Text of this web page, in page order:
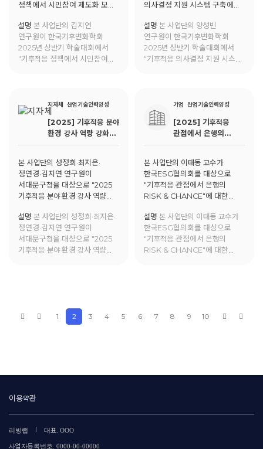
정책에서 시민참여 제도화 모델
분석"에 대해 발표함.
설명 본 사업단의 김지연
연구원이 한국기후변화학회
2025년 상반기 학술대회에서
"기후적응 정책에서 시민참여
의사결정 지원 시스템 구축에
활용 전략"에 대한 발표를 진행함.
설명 본 사업단의 양성빈
연구원이 한국기후변화학회
2025년 상반기 학술대회에서
"기후적응 의사결정 지원 시스템
지자체 산업기술인력양성
[2025] 기후적응 분야
환경 강사 역량 강화
프로그램
본 사업단의 성정희·최지은·
정연경·김지연 연구원이
서대문구청을 대상으로 "2025
기후적응 분야 환경 강사 역량
진행함.
설명 본 사업단의 성정희·최지은·
정연경·김지연 연구원이
서대문구청을 대상으로 "2025
기후적응 분야 환경 강사 역량
기업 산업기술인력양성
[2025] 기후적응
관점에서 은행의
RISK & CHANCE
본 사업단의 이태동 교수가
한국ESG협의회를 대상으로
"기후적응 관점에서 은행의
RISK & CHANCE"에 대한
설명 본 사업단의 이태동 교수가
한국ESG협의회를 대상으로
"기후적응 관점에서 은행의
RISK & CHANCE"에 대한
1 2 3 4 5 6 7 8 9 10
이용약관
리빙랩 대표. OOO
사업자등록번호. 0000-00-00000